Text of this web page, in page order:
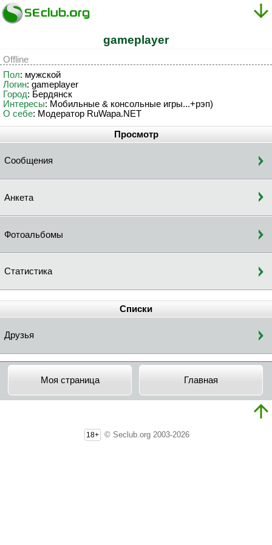
gameplayer
Offline
Пол: мужской
Логин: gameplayer
Город: Бердянск
Интересы: Мобильные & консольные игры...+рэп)
О себе: Модератор RuWapa.NET
Просмотр
Сообщения
Анкета
Фотоальбомы
Статистика
Списки
Друзья
Моя страница Главная
18+ © Seclub.org 2003-2026